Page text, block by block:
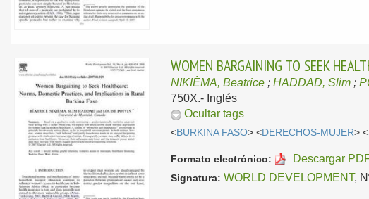
WOMEN BARGAINING TO SEEK
NIKIÈMA, Beatrice ;HADDAD, Slim ;
750X.- Inglés
Ocultar tags
<BURKINA FASO> <DERECHOS-MUJER> <
Formato electrónico: Descargar
Signatura: WORLD DEVELOPMENT,